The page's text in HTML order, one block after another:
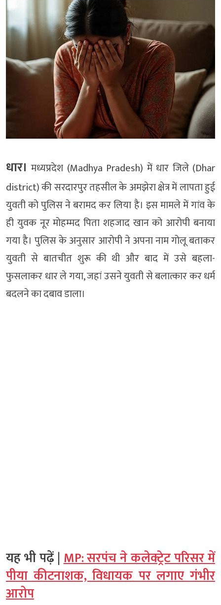
धार। मध्यप्रदेश (Madhya Pradesh) में धार जिले (Dhar
district) की सरदारपुर तहसील के अमझेरा क्षेत्र में लापता हुई
युवती को पुलिस ने बरामद कर लिया है। इस मामले में गांव के
ही युवक नूर मोहम्मद पिता शहजाद खान को आरोपी बनाया
गया है। पुलिस के अनुसार आरोपी ने अपना नाम गोलू बताकर
युवती से बातचीत शुरू की थी और बाद में उसे बहला-
फुसलाकर धार ले गया, जहां उसने युवती से बलात्कार कर धर्म
बदलने का दबाव डाला।
यह भी पढ़ें |MP: सरपंच ने कलेक्ट्रेट परिसर में
पीया कीटनाशक, विधायक पर लगाए गंभीर
आरोप